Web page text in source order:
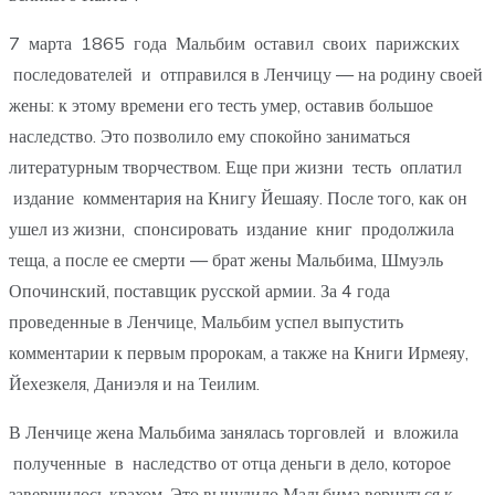
7 марта 1865 года Мальбим оставил своих парижских
последователей и отправился в Ленчицу — на родину своей
жены: к этому времени его тесть умер, оставив большое
наследство. Это позволило ему спокойно заниматься
литературным творчеством. Еще при жизни тесть оплатил
издание комментария на Книгу Йешаяу. После того, как он
ушел из жизни, спонсировать издание книг продолжила
теща, а после ее смерти — брат жены Мальбима, Шмуэль
Опочинский, поставщик русской армии. За 4 года
проведенные в Ленчице, Мальбим успел выпустить
комментарии к первым пророкам, а также на Книги Ирмеяу,
Йехезкеля, Даниэля и на Теилим.
В Ленчице жена Мальбима занялась торговлей и вложила
полученные в наследство от отца деньги в дело, которое